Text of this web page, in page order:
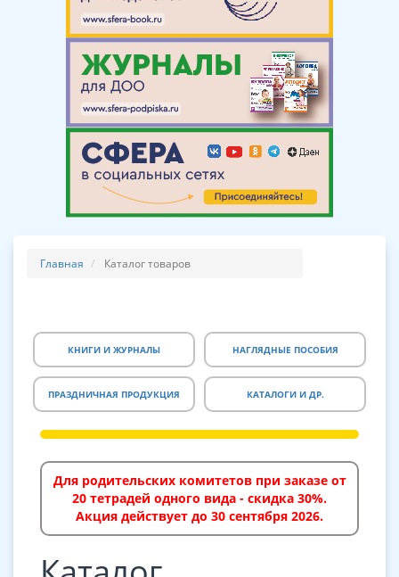
Главная Каталог товаров
КНИГИ И ЖУРНАЛЫ НАГЛЯДНЫЕ ПОСОБИЯ
ПРАЗДНИЧНАЯ ПРОДУКЦИЯ КАТАЛОГИ И ДР.
Для родительских комитетов при заказе от
20 тетрадей одного вида - скидка 30%.
Акция действует до 30 сентября 2026.